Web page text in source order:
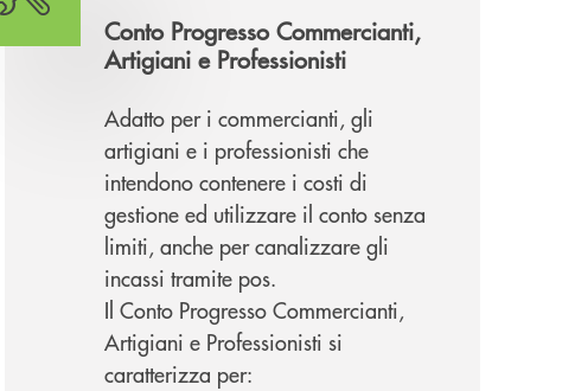
Conto Progresso Commercianti,
Artigiani e Professionisti
Adatto per i commercianti, gli
artigiani e i professionisti che
intendono contenere i costi di
gestione ed utilizzare il conto senza
limiti, anche per canalizzare gli
incassi tramite pos.
Il Conto Progresso Commercianti,
Artigiani e Professionisti si
caratterizza per: